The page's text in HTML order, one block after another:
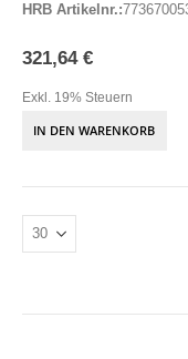
HRB Artikelnr.:
321,64 €
Exkl. 19% Steuern
IN DEN WARENKORB